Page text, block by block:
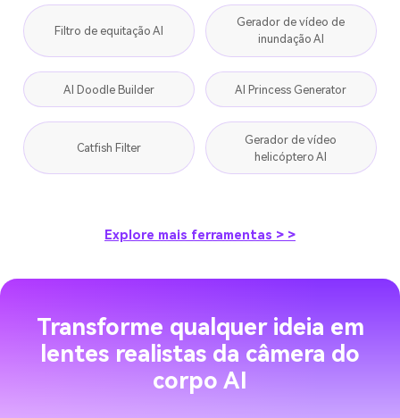
Filtro de equitação AI
Gerador de vídeo de
inundação AI
AI Doodle Builder AI Princess Generator
Catfish Filter
Gerador de vídeo
helicóptero AI
Explore mais ferramentas > >
Transforme qualquer ideia em
lentes realistas da câmera do
corpo AI